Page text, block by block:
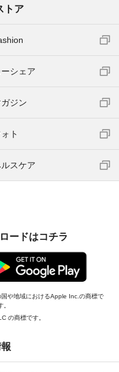
トア
シェア
ジン
ト
スケア
ードはコチラ
や地域におけるApple Inc.の商標で
の商標です。